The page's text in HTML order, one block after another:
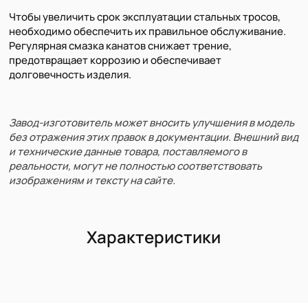
Чтобы увеличить срок эксплуатации стальных тросов,
необходимо обеспечить их правильное обслуживание.
Регулярная смазка канатов снижает трение,
предотвращает коррозию и обеспечивает
долговечность изделия.
Завод-изготовитель может вносить улучшения в модель
без отражения этих правок в документации. Внешний вид
и технические данные товара, поставляемого в
реальности, могут не полностью соответствовать
изображениям и тексту на сайте.
Характеристики